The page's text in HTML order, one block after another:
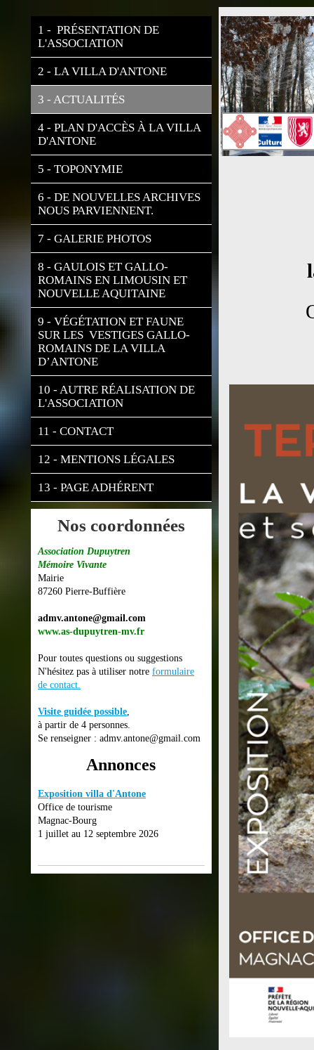
1 -  PRÉSENTATION DE
L'ASSOCIATION
2 - LA VILLA D'ANTONE
3 - ACTUALITÉS
4 - PLAN D'ACCÈS À LA VILLA
D'ANTONE
5 - TOPONYMIE
6 - DE NOUVELLES ARCHIVES
NOUS PARVIENNENT.
7 - GALERIE PHOTOS
8 - GAULOIS ET GALLO-
ROMAINS EN LIMOUSIN ET
NOUVELLE AQUITAINE
9 - VÉGÉTATION ET FAUNE
SUR LES  VESTIGES GALLO-
ROMAINS DE LA VILLA
D’ANTONE
10 - AUTRE RÉALISATION DE
L'ASSOCIATION
11 - CONTACT
12 - MENTIONS LÉGALES
13 - PAGE ADHÉRENT
Nos coordonnées
Association Dupuytren
Mémoire Vivante
Mairie
87260 Pierre-Buffière
admv.antone@gmail.com
www.as-dupuytren-mv.fr
Pour toutes questions ou suggestions
N'hésitez pas à utiliser notre formulaire
de contact.
Visite guidée possible,
à partir de 4 personnes.
Se renseigner : admv.antone@gmail.com
Annonces
Exposition villa d'Antone
Office de tourisme
Magnac-Bourg
1 juillet au 12 septembre 2026